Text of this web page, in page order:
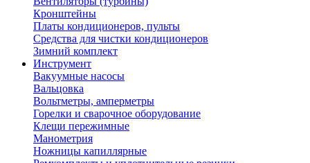
Кронштейны
Платы кондиционеров, пульты
Средства для чистки кондиционеров
Зимний комплект
Инструмент
Вакуумные насосы
Вальцовка
Вольтметры, амперметры
Горелки и сварочное оборудование
Клещи пережимные
Манометрия
Ножницы капиллярные